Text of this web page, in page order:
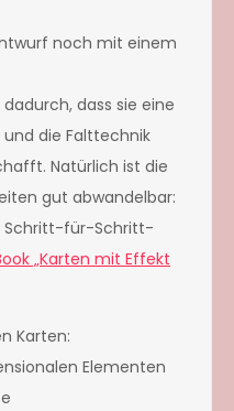
noch mit einem
dass sie eine
die Falttechnik
Natürlich ist die
gut abwandelbar:
Schritt-für-Schritt-
„Karten mit Effekt
Karten:
Elementen